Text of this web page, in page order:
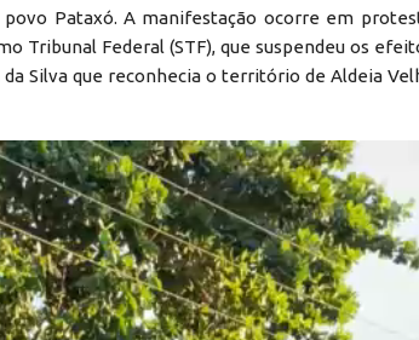
povo Pataxó. A manifestação ocorre em
Tribunal Federal (STF), que suspendeu os
Silva que reconhecia o território de Aldeia